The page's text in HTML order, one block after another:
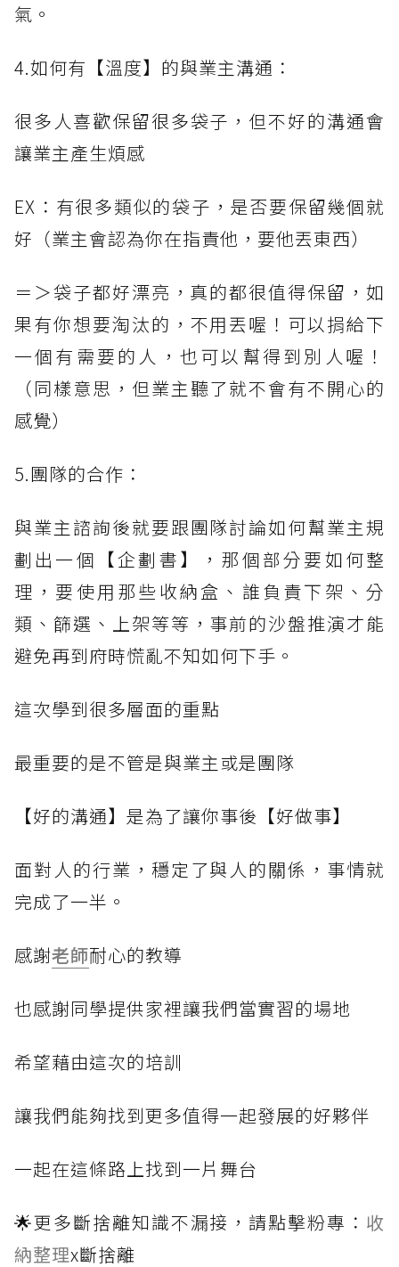
氣。
4.如何有【溫度】的與業主溝通：
很多人喜歡保留很多袋子，但不好的溝通會
讓業主產生煩感
EX：有很多類似的袋子，是否要保留幾個就
好（業主會認為你在指責他，要他丟東西）
＝＞袋子都好漂亮，真的都很值得保留，如
果有你想要淘汰的，不用丟喔！可以捐給下
一個有需要的人，也可以幫得到別人喔！
（同樣意思，但業主聽了就不會有不開心的
感覺）
5.團隊的合作：
與業主諮詢後就要跟團隊討論如何幫業主規
劃出一個【企劃書】，那個部分要如何整
理，要使用那些收納盒、誰負責下架、分
類、篩選、上架等等，事前的沙盤推演才能
避免再到府時慌亂不知如何下手。
這次學到很多層面的重點
最重要的是不管是與業主或是團隊
【好的溝通】是為了讓你事後【好做事】
面對人的行業，穩定了與人的關係，事情就
完成了一半。
感謝老師耐心的教導
也感謝同學提供家裡讓我們當實習的場地
希望藉由這次的培訓
讓我們能夠找到更多值得一起發展的好夥伴
一起在這條路上找到一片舞台
🌟更多斷捨離知識不漏接，請點擊粉專： 收
納整理x斷捨離